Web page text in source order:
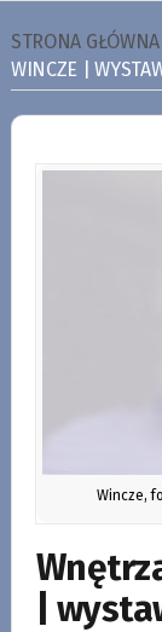
STRONA GŁÓWNA
WINCZE |
Wincze,
|